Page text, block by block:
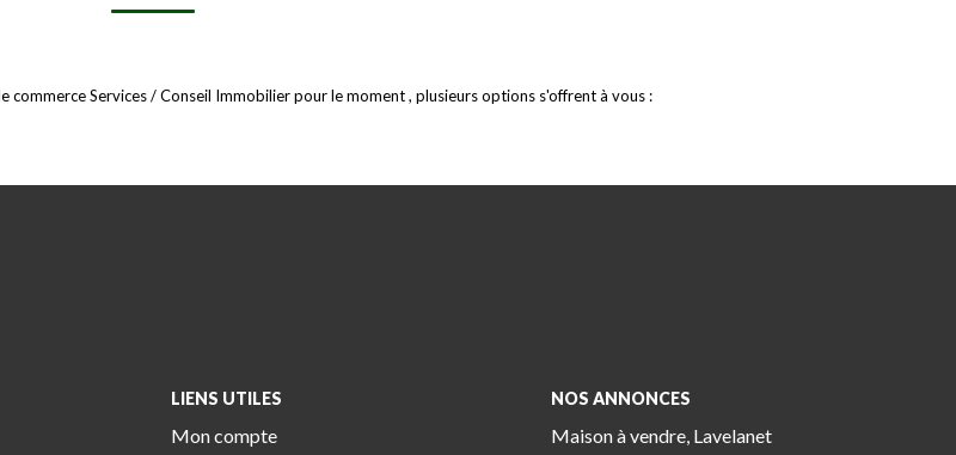
Services / Conseil Immobilier pour le moment , plusieurs options s'offrent à vous :
LIENS UTILES
Mon compte
NOS ANNONCES
Maison à vendre, Lavelanet